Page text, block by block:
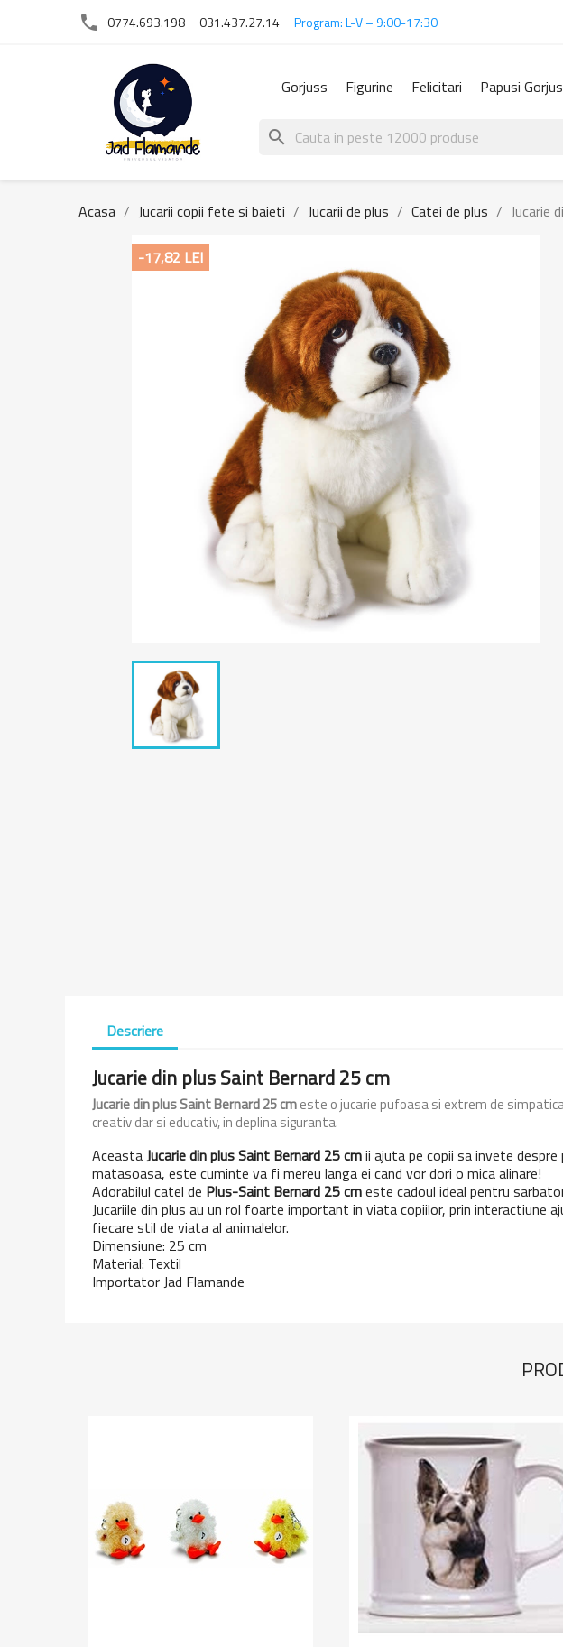
phone 0774.693.198 031.437.27.14 Program: L-V – 9:00-17:30
Gorjuss Figurine Felicitari Papusi
search
Acasa Jucarii copii fete si baieti Jucarii de plus Catei de plus Jucarie
-17,82 LEI
Descriere
Jucarie din plus Saint Bernard 25 cm
Jucarie din plus Saint Bernard 25 cmeste o jucarie pufoasa si extrem de
creativ dar si educativ, in deplina siguranta.
AceastaJucarie din plus Saint Bernard 25 cmii ajuta pe copii sa invete
matasoasa, este cuminte va fi mereu langa ei cand vor dori o mica alinare!
Adorabilul catel de Plus-Saint Bernard 25 cmeste cadoul ideal pentru
Jucariile din plus au un rol foarte important in viata copiilor, prin
fiecare stil de viata al animalelor.
Dimensiune: 25 cm
Material: Textil
Importator Jad Flamande